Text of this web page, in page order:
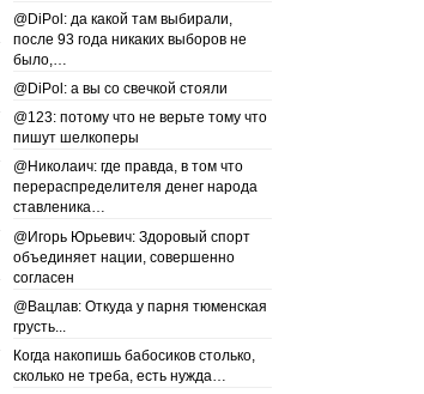
@DiPol: да какой там выбирали,
после 93 года никаких выборов не
было,…
@DiPol: а вы со свечкой стояли
@123: потому что не верьте тому что
пишут шелкоперы
@Николаич: где правда, в том что
перераспределителя денег народа
ставленика…
@Игорь Юрьевич: Здоровый спорт
объединяет нации, совершенно
согласен
@Вацлав: Откуда у парня тюменская
грусть...
Когда накопишь бабосиков столько,
сколько не треба, есть нужда…